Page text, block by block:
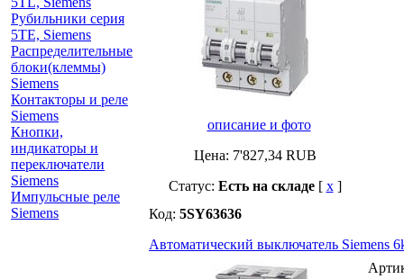
Рубильники серия
5TE, Siemens
Распределительные
блоки(клеммы)
Siemens
Контакторы и реле
Siemens
Кнопки,
индикаторы и
переключатели
Siemens
Импульсные реле
Siemens
описание и фото
Цена: 7'827,34RUB
Статус: Есть на складе[ x]
Код: 5SY63636
Автоматический выключатель Siemens